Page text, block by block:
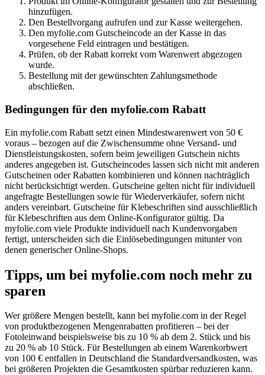
hinzufügen.
Den Bestellvorgang aufrufen und zur Kasse weitergehen.
Den myfolie.com Gutscheincode an der Kasse in das
vorgesehene Feld eintragen und bestätigen.
Prüfen, ob der Rabatt korrekt vom Warenwert abgezogen
wurde.
Bestellung mit der gewünschten Zahlungsmethode
abschließen.
Bedingungen für den myfolie.com Rabatt
Ein myfolie.com Rabatt setzt einen Mindestwarenwert von 50 €
voraus – bezogen auf die Zwischensumme ohne Versand- und
Dienstleistungskosten, sofern beim jeweiligen Gutschein nichts
anderes angegeben ist. Gutscheincodes lassen sich nicht mit anderen
Gutscheinen oder Rabatten kombinieren und können nachträglich
nicht berücksichtigt werden. Gutscheine gelten nicht für individuell
angefragte Bestellungen sowie für Wiederverkäufer, sofern nicht
anders vereinbart. Gutscheine für Klebeschriften sind ausschließlich
für Klebeschriften aus dem Online-Konfigurator gültig. Da
myfolie.com viele Produkte individuell nach Kundenvorgaben
fertigt, unterscheiden sich die Einlösebedingungen mitunter von
denen generischer Online-Shops.
Tipps, um bei myfolie.com noch mehr zu
sparen
Wer größere Mengen bestellt, kann bei myfolie.com in der Regel
von produktbezogenen Mengenrabatten profitieren – bei der
Fotoleinwand beispielsweise bis zu 10 % ab dem 2. Stück und bis
zu 20 % ab 10 Stück. Für Bestellungen ab einem Warenkorbwert
von 100 € entfallen in Deutschland die Standardversandkosten, was
bei größeren Projekten die Gesamtkosten spürbar reduzieren kann.